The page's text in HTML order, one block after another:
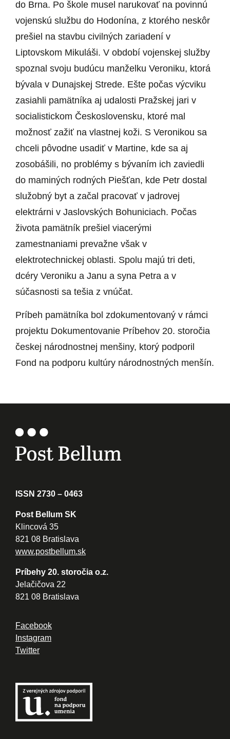
do Brna. Po škole musel narukovať na povinnú
vojenskú službu do Hodonína, z ktorého neskôr
prešiel na stavbu civilných zariadení v
Liptovskom Mikuláši. V období vojenskej služby
spoznal svoju budúcu manželku Veroniku, ktorá
bývala v Dunajskej Strede. Ešte počas výcviku
zasiahli pamätníka aj udalosti Pražskej jari v
socialistickom Československu, ktoré mal
možnosť zažiť na vlastnej koži. S Veronikou sa
chceli pôvodne usadiť v Martine, kde sa aj
zosobášili, no problémy s bývaním ich zaviedli
do maminých rodných Piešťan, kde Petr dostal
služobný byt a začal pracovať v jadrovej
elektrárni v Jaslovských Bohuniciach. Počas
života pamätník prešiel viacerými
zamestnaniami prevažne však v
elektrotechnickej oblasti. Spolu majú tri deti,
dcéry Veroniku a Janu a syna Petra a v
súčasnosti sa tešia z vnúčat.
Príbeh pamätníka bol zdokumentovaný v rámci
projektu Dokumentovanie Príbehov 20. storočia
českej národnostnej menšiny, ktorý podporil
Fond na podporu kultúry národnostných menšín.
ISSN 2730 – 0463
Post Bellum SK
Klincová 35
821 08 Bratislava
www.postbellum.sk
Príbehy 20. storočia o.z.
Jelačičova 22
821 08 Bratislava
Facebook
Instagram
Twitter